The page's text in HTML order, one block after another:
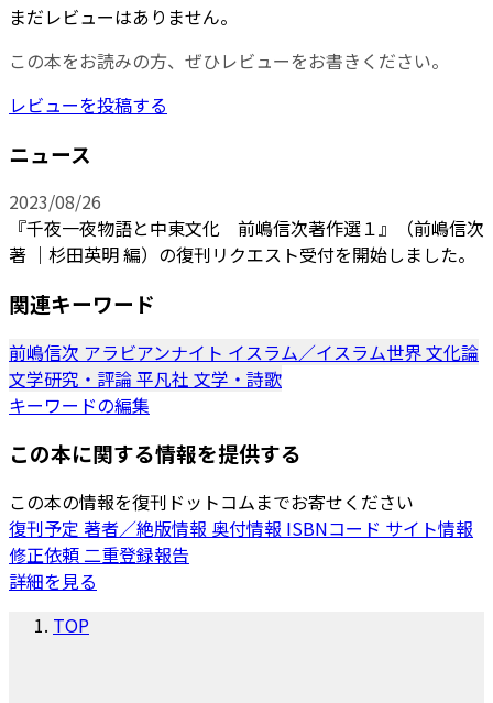
まだレビューはありません。
この本をお読みの方、ぜひレビューをお書きください。
レビューを投稿する
ニュース
2023/08/26
『千夜一夜物語と中東文化 前嶋信次著作選１』（前嶋信次
著 ｜杉田英明 編）の復刊リクエスト受付を開始しました。
関連キーワード
前嶋信次 アラビアンナイト イスラム／イスラム世界文化論
文学研究・評論平凡社 文学・詩歌
キーワードの編集
この本に関する情報を提供する
この本の情報を復刊ドットコムまでお寄せください
復刊予定 著者／絶版情報 奥付情報 ISBNコード サイト情報
修正依頼二重登録報告
詳細を見る
TOP